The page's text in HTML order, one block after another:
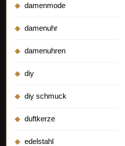
damenmode
damenuhr
damenuhren
diy
diy schmuck
duftkerze
edelstahl